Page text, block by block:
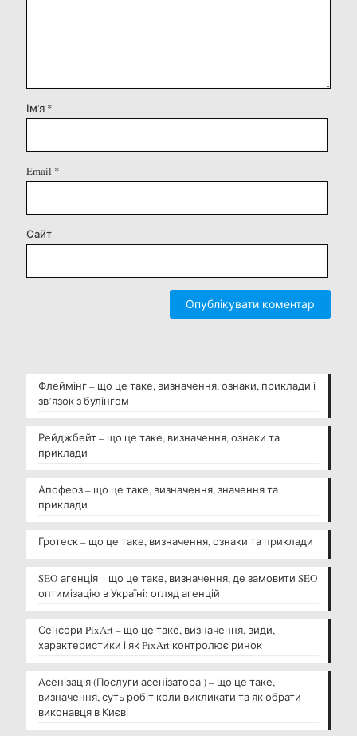
Ім'я *
Email *
Сайт
Флеймінг – що це таке, визначення, ознаки, приклади і
зв’язок з булінгом
Рейджбейт – що це таке, визначення, ознаки та
приклади
Апофеоз – що це таке, визначення, значення та
приклади
Гротеск – що це таке, визначення, ознаки та приклади
SEO-агенція – що це таке, визначення, де замовити SEO
оптимізацію в Україні: огляд агенцій
Сенсори PixArt – що це таке, визначення, види,
характеристики і як PixArt контролює ринок
Асенізація (Послуги асенізатора ) – що це таке,
визначення, суть робіт коли викликати та як обрати
виконавця в Києві